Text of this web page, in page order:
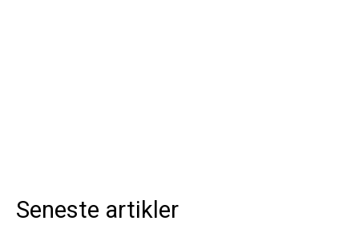
Seneste artikler